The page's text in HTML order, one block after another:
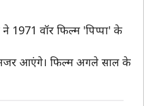
1971 वॉर फिल्म 'पिप्पा' के
नजर आएंगे। फिल्म अगले साल के